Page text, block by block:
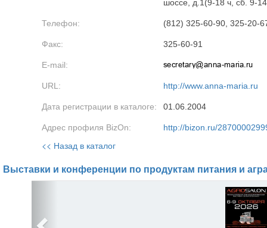
шоссе, д.1(9-18 ч, сб. 9-
Телефон: (812) 325-60-90, 325-20-
Факс: 325-60-91
E-mail:
URL: http://www.anna-maria.ru
Дата регистрации в каталоге: 01.06.2004
Адрес профиля BizOn: http://bizon.ru/
<< Назад в каталог
Выставки и конференции по продуктам питания и